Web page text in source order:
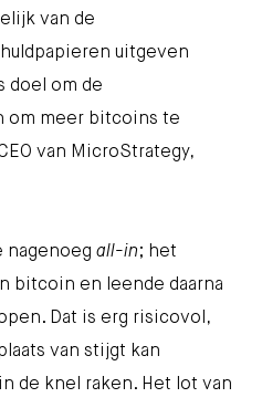
van de
uitgeven
doel om de
om meer bitcoins te
van MicroStrategy,
nagenoeg all-in; het
bitcoin en leende daarna
Dat is erg risicovol,
van stijgt kan
de knel raken. Het lot van